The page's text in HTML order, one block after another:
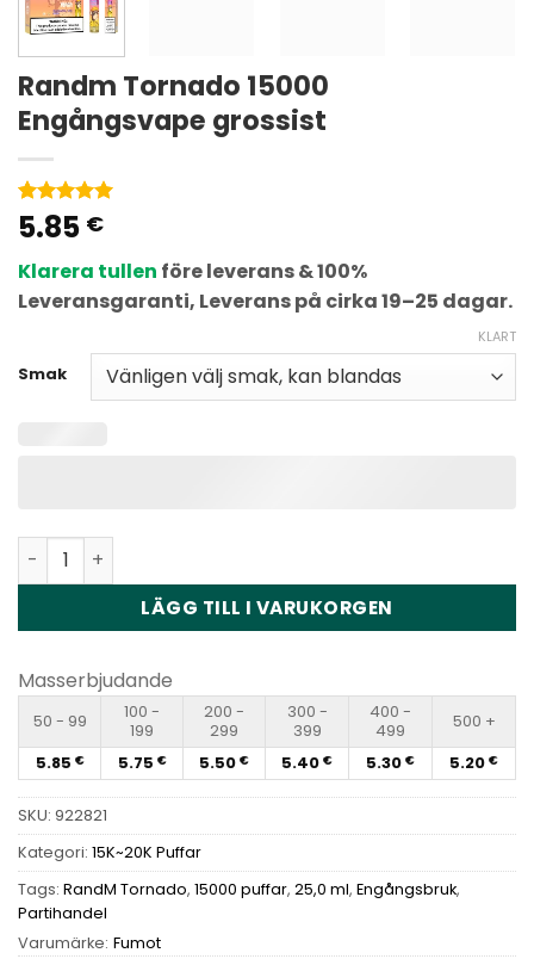
Randm Tornado 15000
Engångsvape grossist
Betygsatt5
av 5
2
kundbetyg
5.85 €
Klarera tullen före leverans & 100%
Leveransgaranti, Leverans på cirka 19–25 dagar.
Smak
KLART
Randm Tornado 15000 Disposable Vape Wholesale
LÄGG TILL I VARUKORGEN
Masserbjudande
50 - 99
100 -
199
200 -
299
300 -
399
400 -
499
500 +
5.85 € 5.75 € 5.50 € 5.40 € 5.30 € 5.20 €
SKU: 922821
Kategori: 15K~20K Puffar
Tags: RandM Tornado, 15000 puffar, 25,0 ml, Engångsbruk,
Partihandel
Varumärke: Fumot